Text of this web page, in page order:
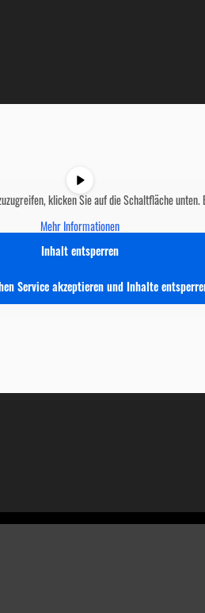
klicken Sie auf die Schaltfläche
Mehr Informationen
Inhalt entsperren
Service akzeptieren und Inhalte